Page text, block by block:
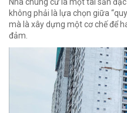
không phải là lựa chọn giữa
mà là xây dựng một cơ chế để
đảm.